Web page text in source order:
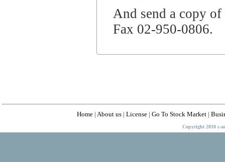
And send a copy
Fax 02-950-0806.
Home | About us | License | Go To Stock Market |
Copyright 2010 c-